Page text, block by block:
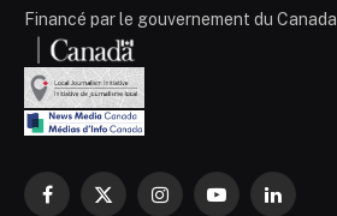
Financé par le gouvernement du Canada
Facebook
X
InstagramYouTubeLinkedIn